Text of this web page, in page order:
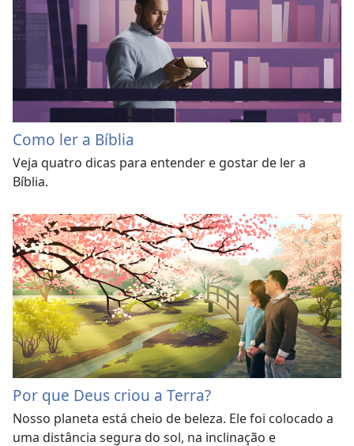
Como ler a Bíblia
Veja quatro dicas para entender e gostar de ler a
Bíblia.
Por que Deus criou a Terra?
Nosso planeta está cheio de beleza. Ele foi colocado a
uma distância segura do sol, na inclinação e